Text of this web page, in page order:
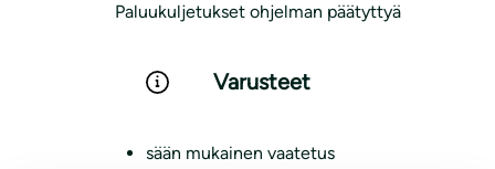
Paluukuljetukset ohjelman päätyttyä
Varusteet
sään mukainen vaatetus